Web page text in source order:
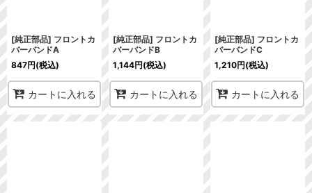
[純正部品] フロントカ
バーバンドA
847円(税込)
カートに入れる
[純正部品] フロントカ
バーバンドB
1,144円(税込)
カートに入れる
[純正部品] フロントカ
バーバンドC
1,210円(税込)
カートに入れる